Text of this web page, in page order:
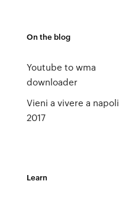
On the blog
Youtube to wma
downloader
Vieni a vivere a napoli
2017
Learn